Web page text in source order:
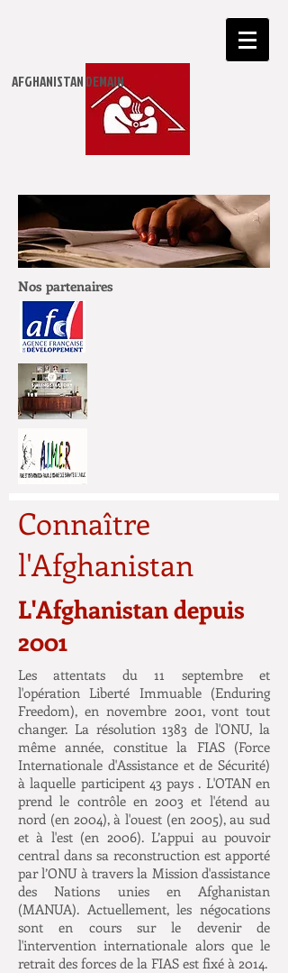
​AFGHANISTAN DEMAIN
Nos partenaires
Connaître
l'Afghanistan
L'Afghanistan depuis
2001
Les attentats du 11 septembre et
l'opération Liberté Immuable (Enduring
Freedom), en novembre 2001, vont tout
changer. La résolution 1383 de l'ONU, la
même année, constitue la FIAS (Force
Internationale d'Assistance et de Sécurité)
à laquelle participent 43 pays . L'OTAN en
prend le contrôle en 2003 et l'étend au
nord (en 2004), à l'ouest (en 2005), au sud
et à l'est (en 2006). L’appui au pouvoir
central dans sa reconstruction est apporté
par l’ONU à travers la Mission d'assistance
des Nations unies en Afghanistan
(MANUA). Actuellement, les négocations
sont en cours sur le devenir de
l'intervention internationale alors que le
retrait des forces de la FIAS est fixé à 2014.